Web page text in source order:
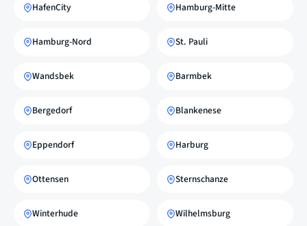
HafenCity Hamburg-Mitte
Hamburg-Nord St. Pauli
Wandsbek Barmbek
Bergedorf Blankenese
Eppendorf Harburg
Ottensen Sternschanze
Winterhude Wilhelmsburg